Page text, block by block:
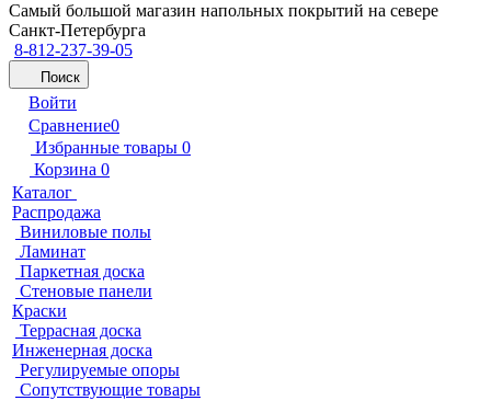
Самый большой магазин напольных покрытий на севере
Санкт-Петербурга
8-812-237-39-05
Поиск
Войти
Сравнение0
Избранные товары 0
Корзина 0
Каталог
Распродажа
Виниловые полы
Ламинат
Паркетная доска
Стеновые панели
Краски
Террасная доска
Инженерная доска
Регулируемые опоры
Сопутствующие товары